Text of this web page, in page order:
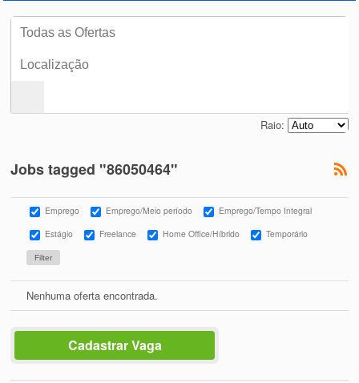
Raio:
Jobs tagged "86050464"
Emprego Emprego/Meio período
Emprego/Tempo Integral
Estágio
Freelance Home Office/Híbrido Temporário
Nenhuma oferta encontrada.
Cadastrar Vaga